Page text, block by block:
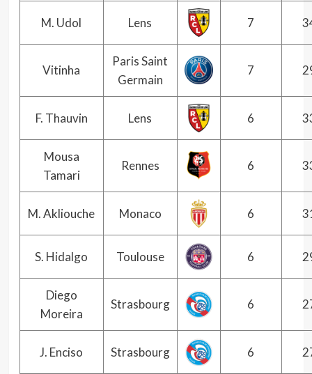
M. Udol Lens 7
Vitinha
Paris Saint
Germain
7
F. Thauvin Lens 6
Mousa
Tamari
Rennes 6
M. Akliouche Monaco 6
S. Hidalgo Toulouse 6
Diego
Moreira
Strasbourg 6
J. Enciso Strasbourg 6